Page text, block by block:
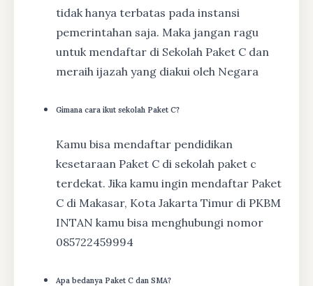
tidak hanya terbatas pada instansi
pemerintahan saja. Maka jangan ragu
untuk mendaftar di Sekolah Paket C dan
meraih ijazah yang diakui oleh Negara
Gimana cara ikut sekolah Paket C?
Kamu bisa mendaftar pendidikan
kesetaraan Paket C di sekolah paket c
terdekat. Jika kamu ingin mendaftar Paket
C di Makasar, Kota Jakarta Timur di PKBM
INTAN kamu bisa menghubungi nomor
085722459994
Apa bedanya Paket C dan SMA?